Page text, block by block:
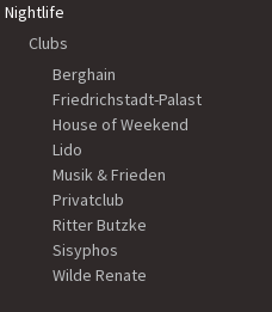
Nightlife
Clubs
Berghain
Friedrichstadt-Palast
House of Weekend
Lido
Musik & Frieden
Privatclub
Ritter Butzke
Sisyphos
Wilde Renate